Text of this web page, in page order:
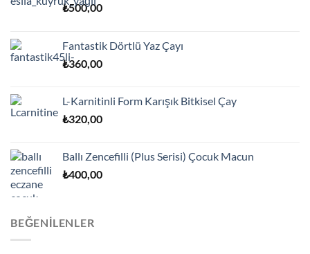
₺500,00
Fantastik Dörtlü Yaz Çayı
₺360,00
L-Karnitinli Form Karışık Bitkisel Çay
₺320,00
Ballı Zencefilli (Plus Serisi) Çocuk Macun
₺400,00
BEĞENILENLER